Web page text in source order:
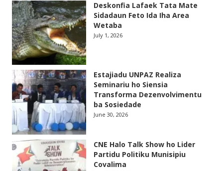
Deskonfia Lafaek Tata Mate
Sidadaun Feto Ida Iha Area
Wetaba
July 1, 2026
Estajiadu UNPAZ Realiza
Seminariu ho Siensia
Transforma Dezenvolvimentu
ba Sosiedade
June 30, 2026
CNE Halo Talk Show ho Lider
Partidu Politiku Munisipiu
Covalima